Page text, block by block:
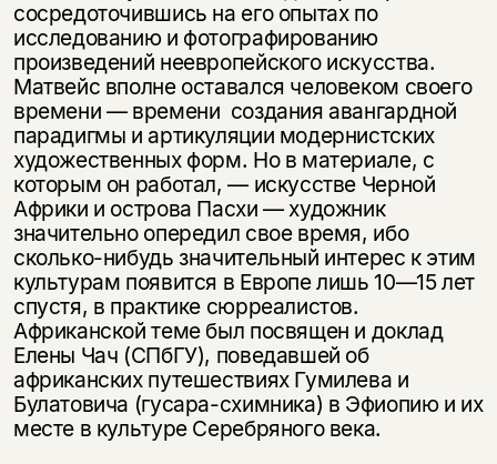
сосредоточившись на его опытах по
исследованию и фотографированию
произведений неевропейского искусства.
Матвейс вполне оставался человеком своего
времени — времени создания авангардной
парадигмы и артикуляции модернистских
художественных форм. Но в материале, с
которым он работал, — искусстве Черной
Африки и острова Пасхи — художник
значительно опередил свое время, ибо
сколько-нибудь значительный интерес к этим
культурам появится в Европе лишь 10—15 лет
спустя, в практике сюрреалистов.
Африканской теме был посвящен и доклад
Елены Чач (СПбГУ), поведавшей об
африканских путешествиях Гумилева и
Булатовича (гусара-схимника) в Эфиопию и их
месте в культуре Серебряного века.